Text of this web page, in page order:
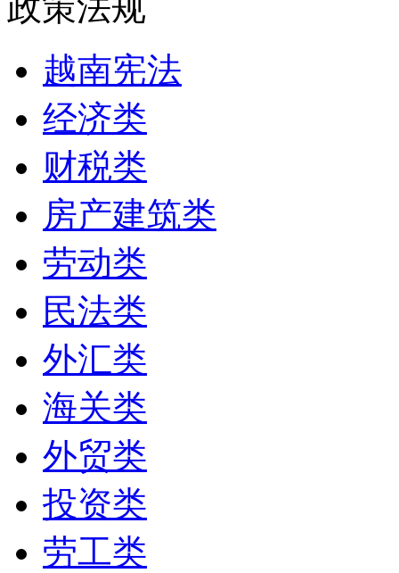
越南宪法
经济类
财税类
房产建筑类
劳动类
民法类
外汇类
海关类
外贸类
投资类
劳工类